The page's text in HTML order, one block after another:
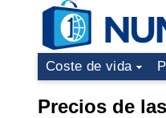
Coste de vida
Precios de